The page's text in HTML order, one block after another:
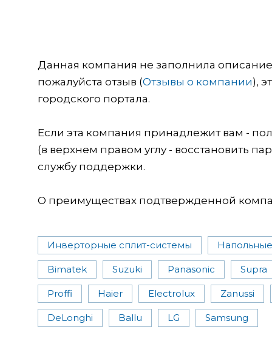
Данная компания не заполнила описание
пожалуйста отзыв (Отзывы о компании),
городского портала.
Если эта компания принадлежит вам -
(в верхнем правом углу - восстановить
службу поддержки.
О преимуществах подтвержденной
Инверторные сплит-системы
Bimatek Suzuki Panasonic Supra
Proffi Haier Electrolux Zanussi
DeLonghi Ballu LG Samsung